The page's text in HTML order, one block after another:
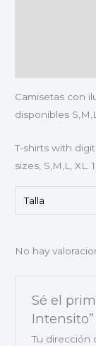
Camisetas con
disponibles
T-shirts with
sizes, S,M,L, XL.
Talla
No hay
Sé el
Intensito”
Tu dirección